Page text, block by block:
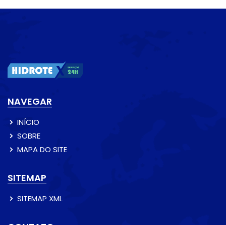
NAVEGAR
INÍCIO
SOBRE
MAPA DO SITE
SITEMAP
SITEMAP XML